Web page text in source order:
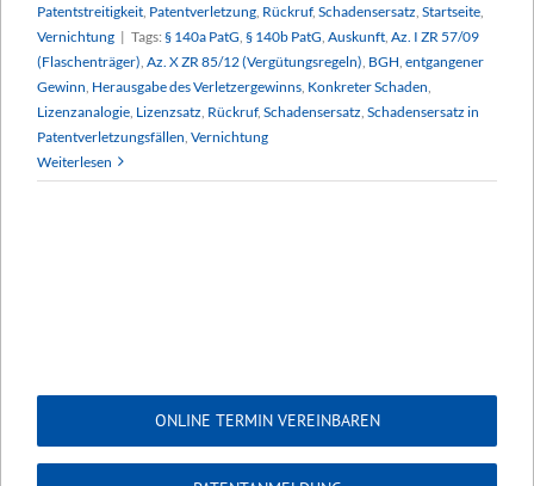
Patentstreitigkeit Patentverletzung Rückruf, Schadensersatz Startseite
Vernichtung | Tags: § 140a PatG § 140b PatG Auskunft Az. I ZR 57/09
(Flaschenträger) Az. X ZR 85/12 (Vergütungsregeln) BGH entgangener
Gewinn Herausgabe des Verletzergewinns Konkreter Schaden
Lizenzanalogie Lizenzsatz Rückruf, Schadensersatz Schadensersatz in
Patentverletzungsfällen Vernichtung
Weiterlesen
ONLINE TERMIN VEREINBAREN